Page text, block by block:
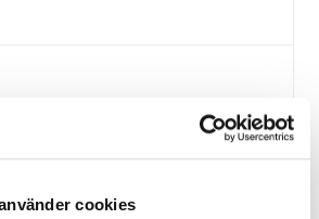
cookies
Hills Buisness Club 21-23 september
från 10 700:-